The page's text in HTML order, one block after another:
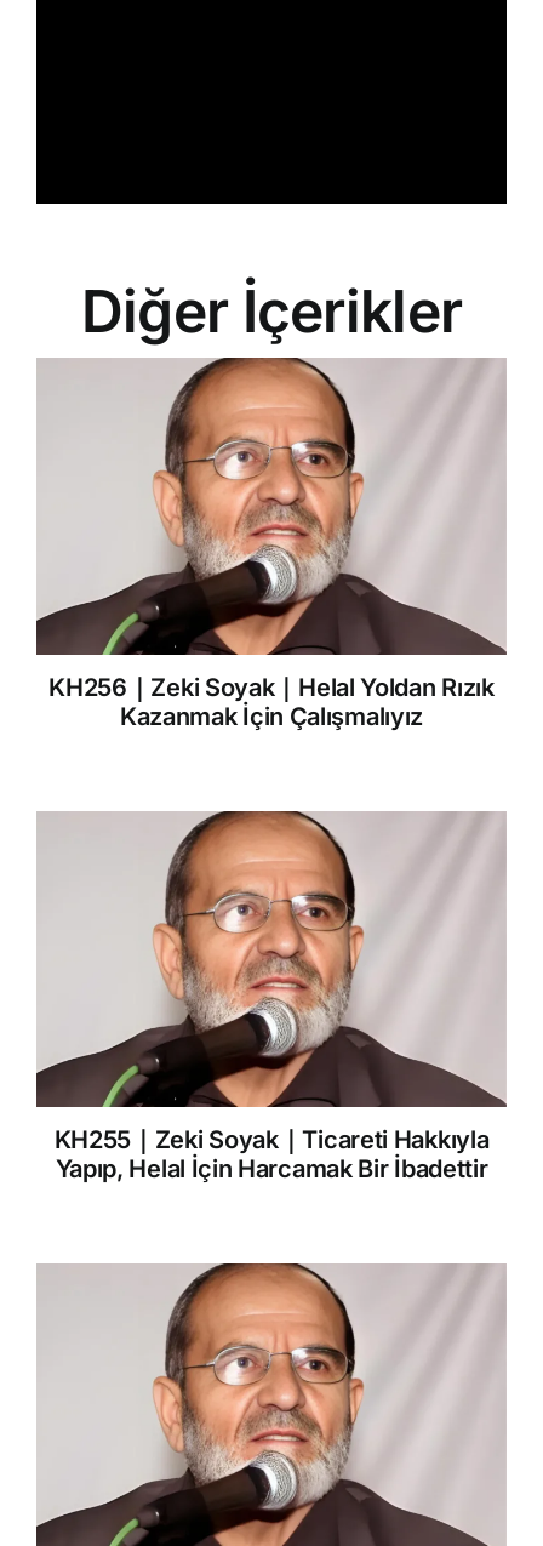
Diğer İçerikler
KH256｜Zeki Soyak｜Helal Yoldan Rızık
Kazanmak İçin Çalışmalıyız
KH255｜Zeki Soyak｜Ticareti Hakkıyla
Yapıp, Helal İçin Harcamak Bir İbadettir